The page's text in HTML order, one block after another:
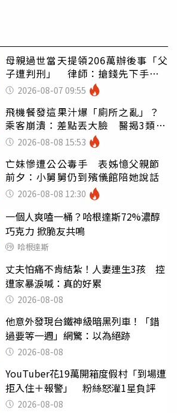
母親過世當天提領206萬辦後事「父
子遭判刑」 律師：搶錢先下手是
罪 2026-08-07 09:55
飛機餐發這果汁爆「廁所之亂」？
乘客崩潰：差點丟大臉 醫揭3類人
別亂喝
2026-08-08 15:53
亡妹慘遭公公毒手 表姊憶父親節
前夕：小舅舅仍到殯儀館陪她說話
2026-08-08 12:30
一個人爽嗑一桶？哈根達斯72%濃醇
巧克力 掀脆友共鳴
哈根達斯
丈夫怕痛不肯結紮！人妻連生3孩 控
遭家暴淚喊：真的好累
2026-08-08
他意外發現台鐵神級暗黑列車！「錯
過要等一週」網驚：以為絕跡
2026-08-08
YouTuber花19萬開箱度假村「到場遭
拒入住＋報警」 粉絲怒灌1星負評
2026-08-08